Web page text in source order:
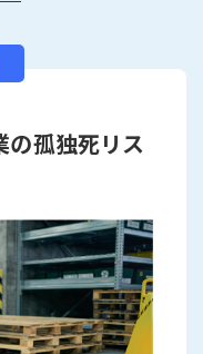
の孤独死リス